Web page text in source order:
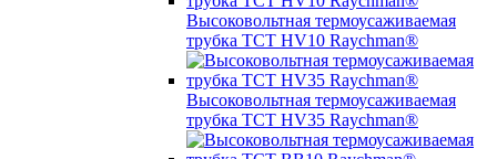
Высоковольтная термоусаживаемая
трубка TCT HV10 Raychman®
Высоковольтная термоусаживаемая
трубка TCT HV35 Raychman®